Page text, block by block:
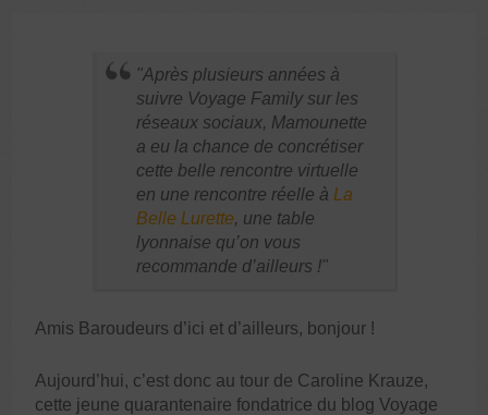
Après plusieurs années à
suivre Voyage Family sur les
réseaux sociaux, Mamounette
a eu la chance de concrétiser
cette belle rencontre virtuelle
en une rencontre réelle à La
Belle Lurette, une table
lyonnaise qu’on vous
recommande d’ailleurs !
Amis Baroudeurs d’ici et d’ailleurs, bonjour !
Aujourd’hui, c’est donc au tour de Caroline Krauze,
cette jeune quarantenaire fondatrice du blog Voyage